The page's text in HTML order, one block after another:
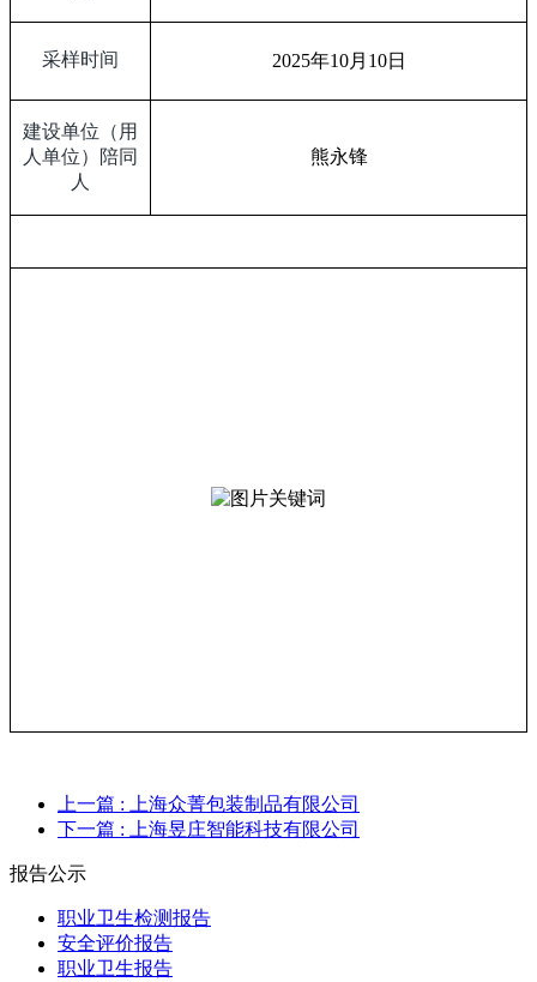
采样时间 2025年10月 10日
建设单位（用
人单位）陪同
人
熊永锋
上一篇 : 上海众菁包装制品有限公司
下一篇 : 上海昱庄智能科技有限公司
报告公示
职业卫生检测报告
安全评价报告
职业卫生报告